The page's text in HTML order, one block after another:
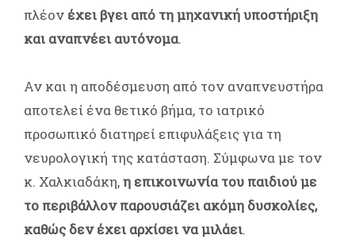
πλέον έχει βγει από τη μηχανική υποστήριξη
και αναπνέει αυτόνομα.
Αν και η αποδέσμευση από τον αναπνευστήρα
αποτελεί ένα θετικό βήμα, το ιατρικό
προσωπικό διατηρεί επιφυλάξεις για τη
νευρολογική της κατάσταση. Σύμφωνα με τον
κ. Χαλκιαδάκη,η επικοινωνία του παιδιού με
το περιβάλλον παρουσιάζει ακόμη δυσκολίες,
καθώς δεν έχει αρχίσει να μιλάει.